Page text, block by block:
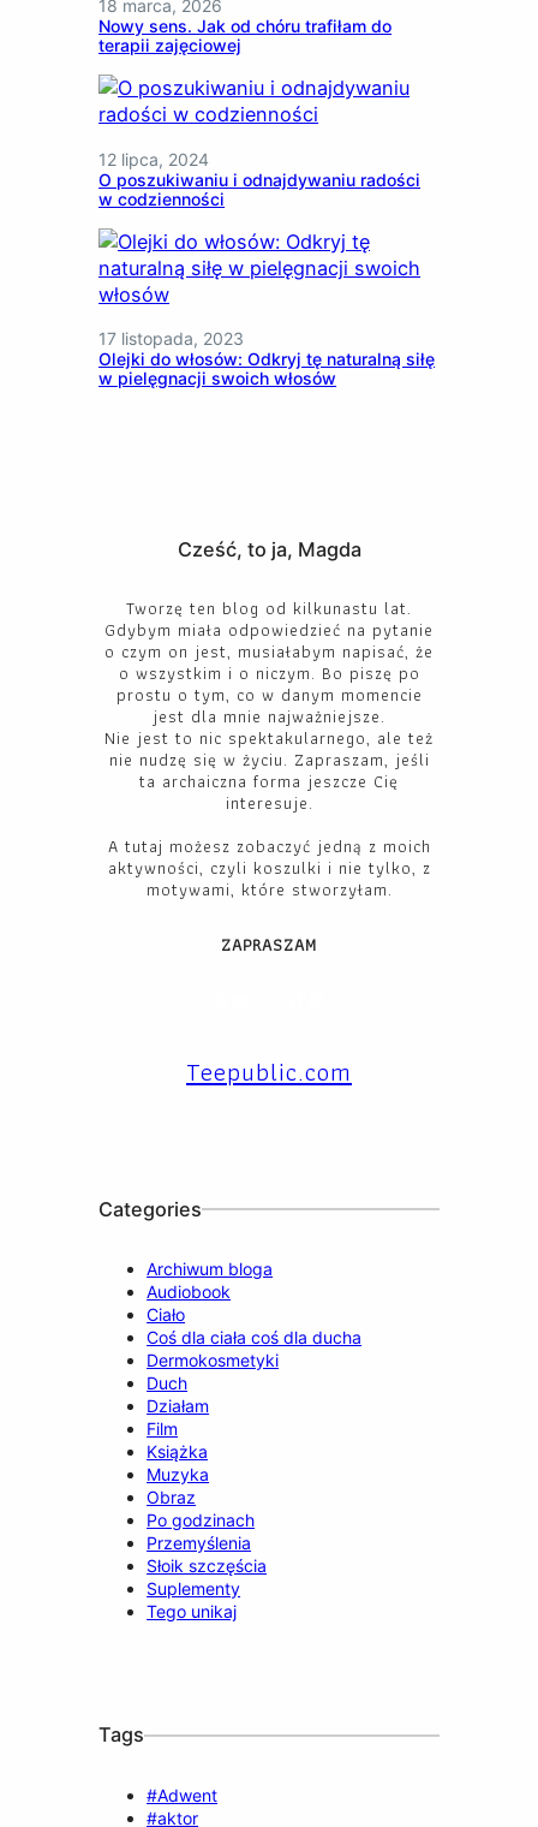
18 marca, 2026
Nowy sens. Jak od chóru trafiłam do
terapii zajęciowej
12 lipca, 2024
O poszukiwaniu i odnajdywaniu radości
w codzienności
17 listopada, 2023
Olejki do włosów: Odkryj tę naturalną siłę
w pielęgnacji swoich włosów
Cześć, to ja, Magda
Tworzę ten blog od kilkunastu lat.
Gdybym miała odpowiedzieć na pytanie
o czym on jest, musiałabym napisać, że
o wszystkim i o niczym. Bo piszę po
prostu o tym, co w danym momencie
jest dla mnie najważniejsze.
Nie jest to nic spektakularnego, ale też
nie nudzę się w życiu. Zapraszam, jeśli
ta archaiczna forma jeszcze Cię
interesuje.
A tutaj możesz zobaczyć jedną z moich
aktywności, czyli koszulki i nie tylko, z
motywami, które stworzyłam.
ZAPRASZAM
Teepublic.com
Categories
Archiwum bloga
Audiobook
Ciało
Coś dla ciała coś dla ducha
Dermokosmetyki
Duch
Działam
Film
Książka
Muzyka
Obraz
Po godzinach
Przemyślenia
Słoik szczęścia
Suplementy
Tego unikaj
Tags
#Adwent
#aktor